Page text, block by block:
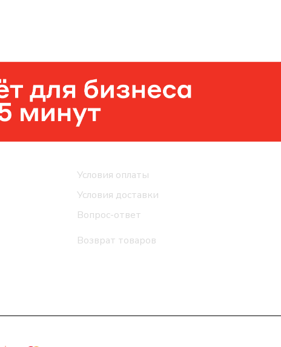
Условия оплаты
Условия доставки
Вопрос-ответ
Возврат товаров